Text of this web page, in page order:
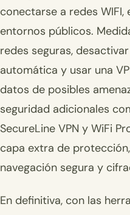
conectarse a redes WIFI,
entornos públicos.
redes seguras,
automática y usar una
datos de posibles
seguridad adicionales
SecureLine VPN y WiFi
capa extra de
navegación segura y
En definitiva, con las